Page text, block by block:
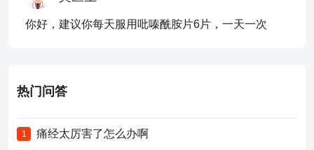
你好，建议你每天服用吡嗪酰胺片6片，一天一次
热门问答
1 痛经太厉害了怎么办啊